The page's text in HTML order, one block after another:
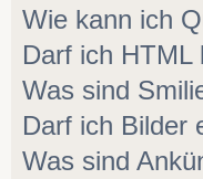
Wie kann ich
Darf ich HTML
Was sind
Darf ich Bilder
Was sind